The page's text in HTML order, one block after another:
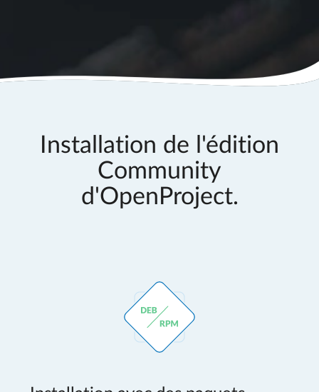
Installation de l'édition
Community
d'OpenProject.